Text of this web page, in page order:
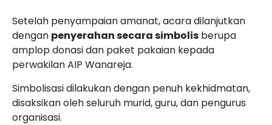
Setelah penyampaian amanat, acara dilanjutkan
dengan penyerahan secara simbolis berupa
amplop donasi dan paket pakaian kepada
perwakilan AIP Wanareja.
Simbolisasi dilakukan dengan penuh kekhidmatan,
disaksikan oleh seluruh murid, guru, dan pengurus
organisasi.